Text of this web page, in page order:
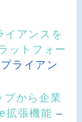
アンスを
ットフォー
ライアン
から企業
拡張機能 –